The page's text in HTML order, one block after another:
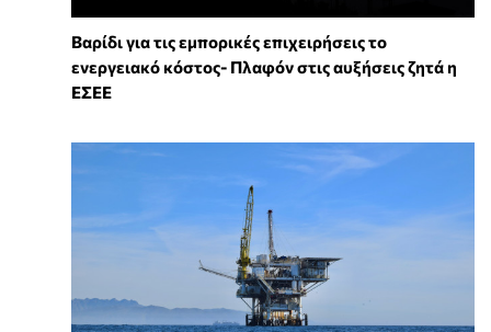
Βαρίδι για τις εμπορικές επιχειρήσεις το
ενεργειακό κόστος- Πλαφόν στις αυξήσεις ζητά η
ΕΣΕΕ